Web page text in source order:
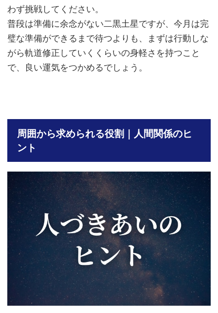
わず挑戦してください。
普段は準備に余念がない二黒土星ですが、今月は完
璧な準備ができるまで待つよりも、まずは行動しな
がら軌道修正していくくらいの身軽さを持つこと
で、良い運気をつかめるでしょう。
周囲から求められる役割｜人間関係のヒ
ント